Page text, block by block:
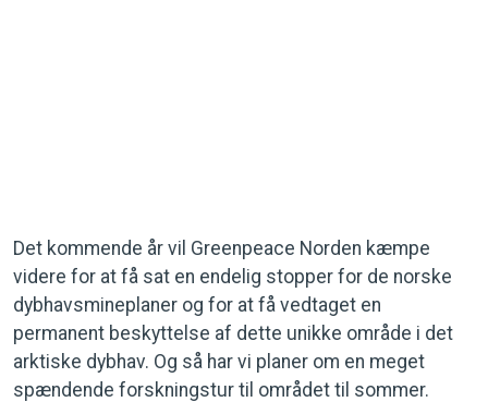
Det kommende år vil Greenpeace Norden kæmpe
videre for at få sat en endelig stopper for de norske
dybhavsmineplaner og for at få vedtaget en
permanent beskyttelse af dette unikke område i det
arktiske dybhav. Og så har vi planer om en meget
spændende forskningstur til området til sommer.